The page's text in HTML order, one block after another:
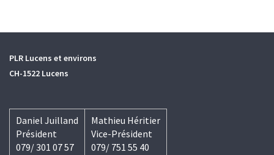
PLR Lucens et environs
CH-1522 Lucens
Daniel Juilland
Président
079/ 301 07 57
Mathieu Héritier
Vice-Président
079/ 751 55 40